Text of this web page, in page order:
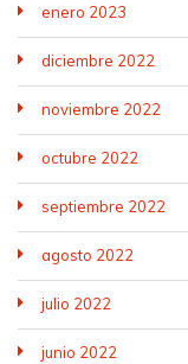
enero 2023
diciembre 2022
noviembre 2022
octubre 2022
septiembre 2022
agosto 2022
julio 2022
junio 2022